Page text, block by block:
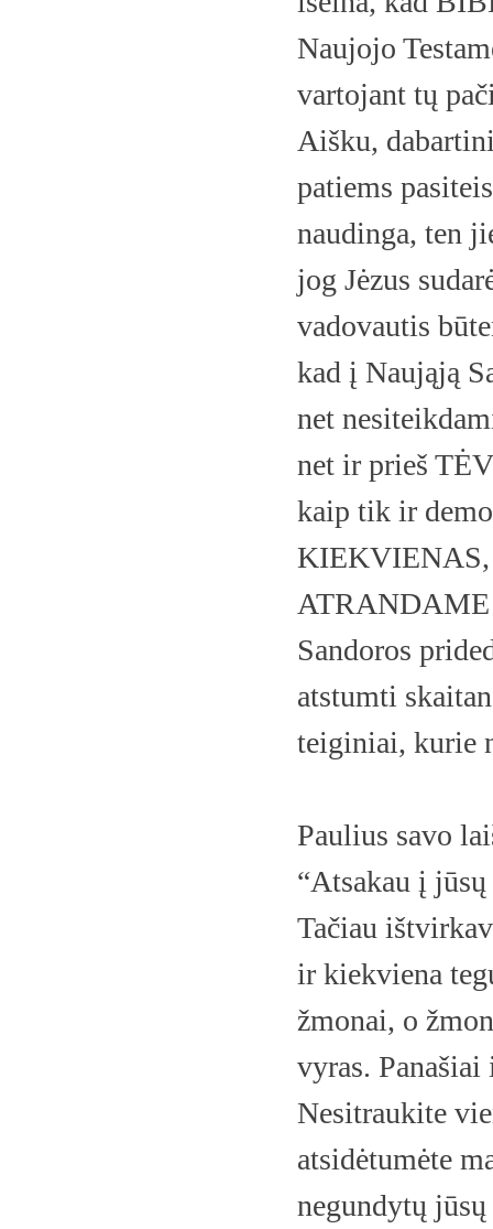
Naujojo
vartojant tų
Aišku,
patiems
naudinga, ten
jog Jėzus
vadovautis
kad į Naująją
net
net ir prieš
kaip tik ir
Sandoros
atstumti
teiginiai, kurie
Paulius savo
“Atsakau į
Tačiau
ir kiekviena
žmonai, o
vyras.
Nesitraukite
atsidėtumėte
negundytų